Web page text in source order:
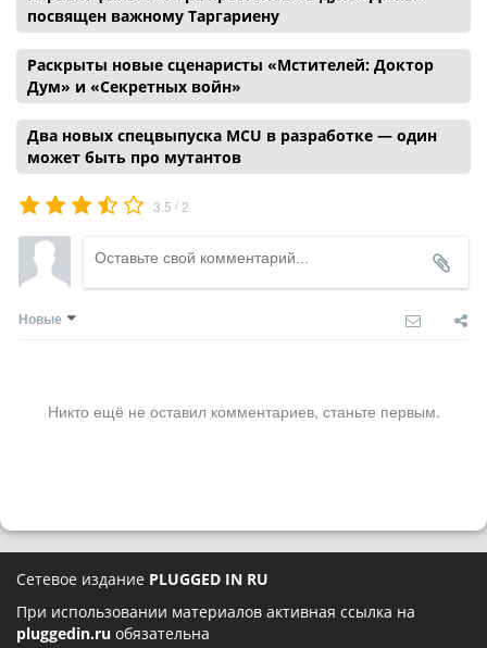
посвящен важному Таргариену
Раскрыты новые сценаристы «Мстителей: Доктор
Дум» и «Секретных войн»
Два новых спецвыпуска MCU в разработке — один
может быть про мутантов
3.5 /2
Новые
Никто ещё не оставил комментариев, станьте первым.
Сетевое издание PLUGGED IN RU
При использовании материалов активная ссылка на
pluggedin.ru обязательна